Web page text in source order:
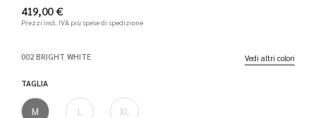
419,00 €
Prezzi incl. IVA più spese di spedizione
002 BRIGHT WHITE Vedi altri colori
TAGLIA
M L XL